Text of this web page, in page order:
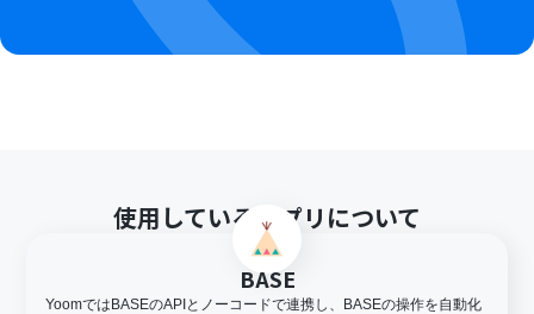
使用しているアプリについて
BASE
YoomではBASEのAPIとノーコードで連携し、BASEの操作を自動化